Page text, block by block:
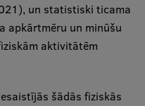
un statistiski ticama
apkārtmēru un minūšu
aktivitātēm
šādās fiziskās